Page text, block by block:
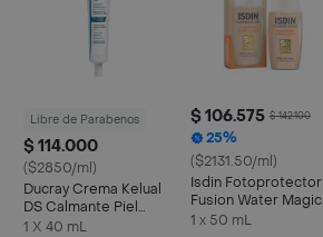
Libre de Parabenos
$ 114.000
($2850/ml)
Ducray Crema Kelual
DS Calmante Piel
Sensible y Escamosa
1 X 40 mL
$ 106.575 $ 142.100
25%
($2131.50/ml)
Isdin Fotoprotector
Fusion Water Magic
Light Nv
1 x 50 mL